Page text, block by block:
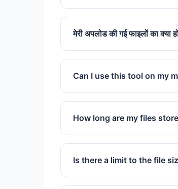
No installation is required.
मेरी अपलोड की गई फाइलों का क्या
गोपनीयता हमारी प्राथमिकता
तुरंत बाद हटा दी जाती हैं।
Can I use this tool on my
Yes, it works perfectly on
How long are my files
We store files for exactly
are permanently deleted.
Is there a limit to the file
We support files up to